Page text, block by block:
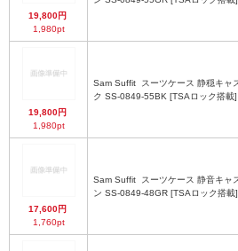
19,800円
1,980pt
19,800円
1,980pt
Sam Suffit
ク SS-0849-55BK [TSAロック搭載]
17,600円
1,760pt
Sam Suffit
ン SS-0849-48GR [TSAロック搭載]